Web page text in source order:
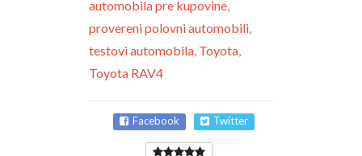
automobila pre kupovine,
provereni polovni automobili,
testovi automobila, Toyota,
Toyota RAV4
Facebook Twitter